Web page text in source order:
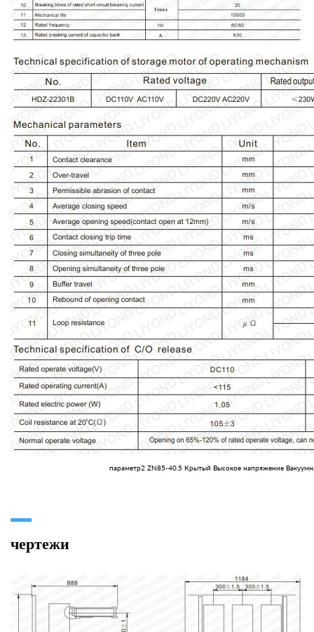
параметр2 ZN85-40.5 Крытый Высокое напряжение
чертежи